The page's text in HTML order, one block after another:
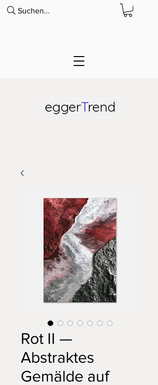
Suchen...
eggerTrend
Rot II —
Abstraktes
Gemälde auf